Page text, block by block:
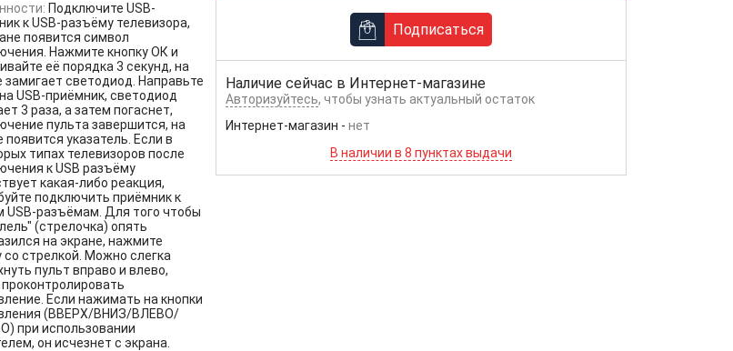
Подключите USB-
к USB-разъёму телевизора,
появится символ
Нажмите кнопку ОК и
её порядка 3 секунд, на
замигает светодиод. Направьте
USB-приёмник, светодиод
3 раза, а затем погаснет,
пульта завершится, на
появится указатель. Если в
типах телевизоров после
к USB разъёму
какая-либо реакция,
подключить приёмник к
USB-разъёмам. Для того чтобы
(стрелочка) опять
на экране, нажмите
со стрелкой. Можно слегка
пульт вправо и влево,
Если нажимать на кнопки
(ВВЕРХ/ВНИЗ/ВЛЕВО/
при использовании
он исчезнет с экрана.
Подписаться
Наличие сейчас в Интернет-магазине
Авторизуйтесь, чтобы узнать актуальный остаток
Интернет-магазин - нет
В наличии в 8 пунктах выдачи